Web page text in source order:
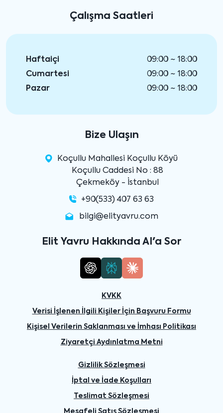
Çalışma Saatleri
Haftaiçi
09:00 ~ 18:00
Cumartesi
09:00 ~ 18:00
Pazar
09:00 ~ 18:00
Bize Ulaşın
Koçullu Mahallesi Koçullu Köyü
Koçullu Caddesi No : 88
Çekmeköy - İstanbul
+90(533) 407 63 63
bilgi@elityavru.com
Elit Yavru Hakkında AI'a Sor
KVKK
Verisi İşlenen İlgili Kişiler İçin Başvuru Formu
Kişisel Verilerin Saklanması ve İmhası Politikası
Ziyaretçi Aydınlatma Metni
Gizlilik Sözleşmesi
İptal ve İade Koşulları
Teslimat Sözleşmesi
Mesafeli Satış Sözleşmesi